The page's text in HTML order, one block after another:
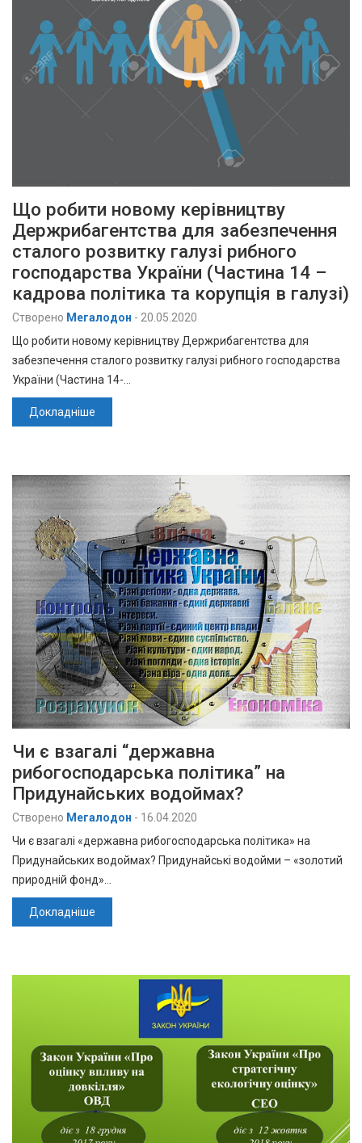
Що робити новому керівництву
Держрибагентства для забезпечення
сталого розвитку галузі рибного
господарства України (Частина 14 –
кадрова політика та корупція в галузі)
Створено Мегалодон - 20.05.2020
Що робити новому керівництву Держрибагентства для
забезпечення сталого розвитку галузі рибного господарства
України (Частина 14-…
Докладніше
Чи є взагалі “державна
рибогосподарська політика” на
Придунайських водоймах?
Створено Мегалодон - 16.04.2020
Чи є взагалі «державна рибогосподарська політика» на
Придунайських водоймах? Придунайські водойми – «золотий
природній фонд»…
Докладніше